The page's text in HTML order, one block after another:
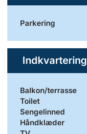
Parkering
Indkvartering
Balkon/terrasse
Toilet
Sengelinned
Håndklæder